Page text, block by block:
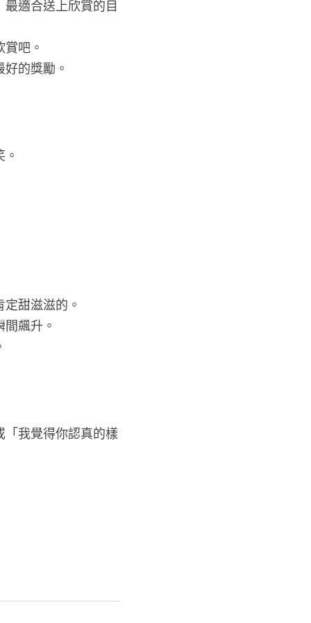
適合送上欣賞的目
吧。
的獎勵。
甜滋滋的。
飆升。
「我覺得你認真的樣